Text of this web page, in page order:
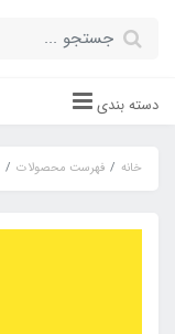
دسته بندی
خانه فهرست محصولات